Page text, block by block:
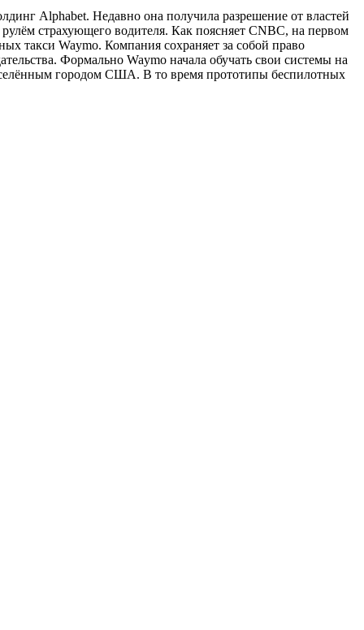
Alphabet. Недавно она получила разрешение от властей
страхующего водителя. Как поясняет CNBC, на первом
такси Waymo. Компания сохраняет за собой право
Формально Waymo начала обучать свои системы на
городом США. В то время прототипы беспилотных